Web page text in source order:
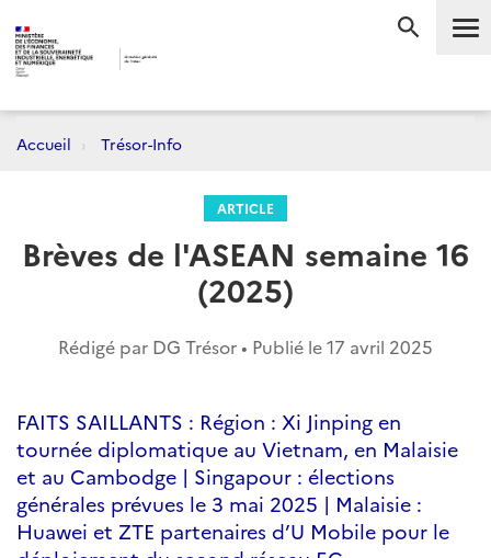
Accueil Trésor-Info
ARTICLE
Brèves de l'ASEAN semaine 16
(2025)
Rédigé par DG Trésor • Publié le17 avril 2025
FAITS SAILLANTS : Région : Xi Jinping en
tournée diplomatique au Vietnam, en Malaisie
et au Cambodge | Singapour : élections
générales prévues le 3 mai 2025 | Malaisie :
Huawei et ZTE partenaires d’U Mobile pour le